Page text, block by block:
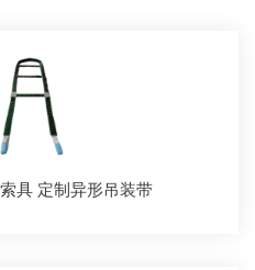
具 定制异形吊装带